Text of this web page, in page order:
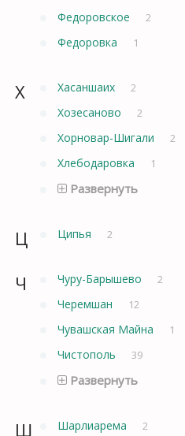
Федоровское 2
Федоровка 1
Х Хасаншаих 2
Хозесаново 2
Хорновар-Шигали 2
Хлебодаровка 1
Развернуть
Ц Ципья 2
Ч Чуру-Барышево 2
Черемшан 12
Чувашская Майна 1
Чистополь 39
Развернуть
Ш Шарлиарема 2